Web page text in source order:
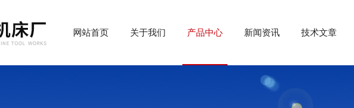
网站首页 关于我们 产品中心 新闻资讯 技术文章